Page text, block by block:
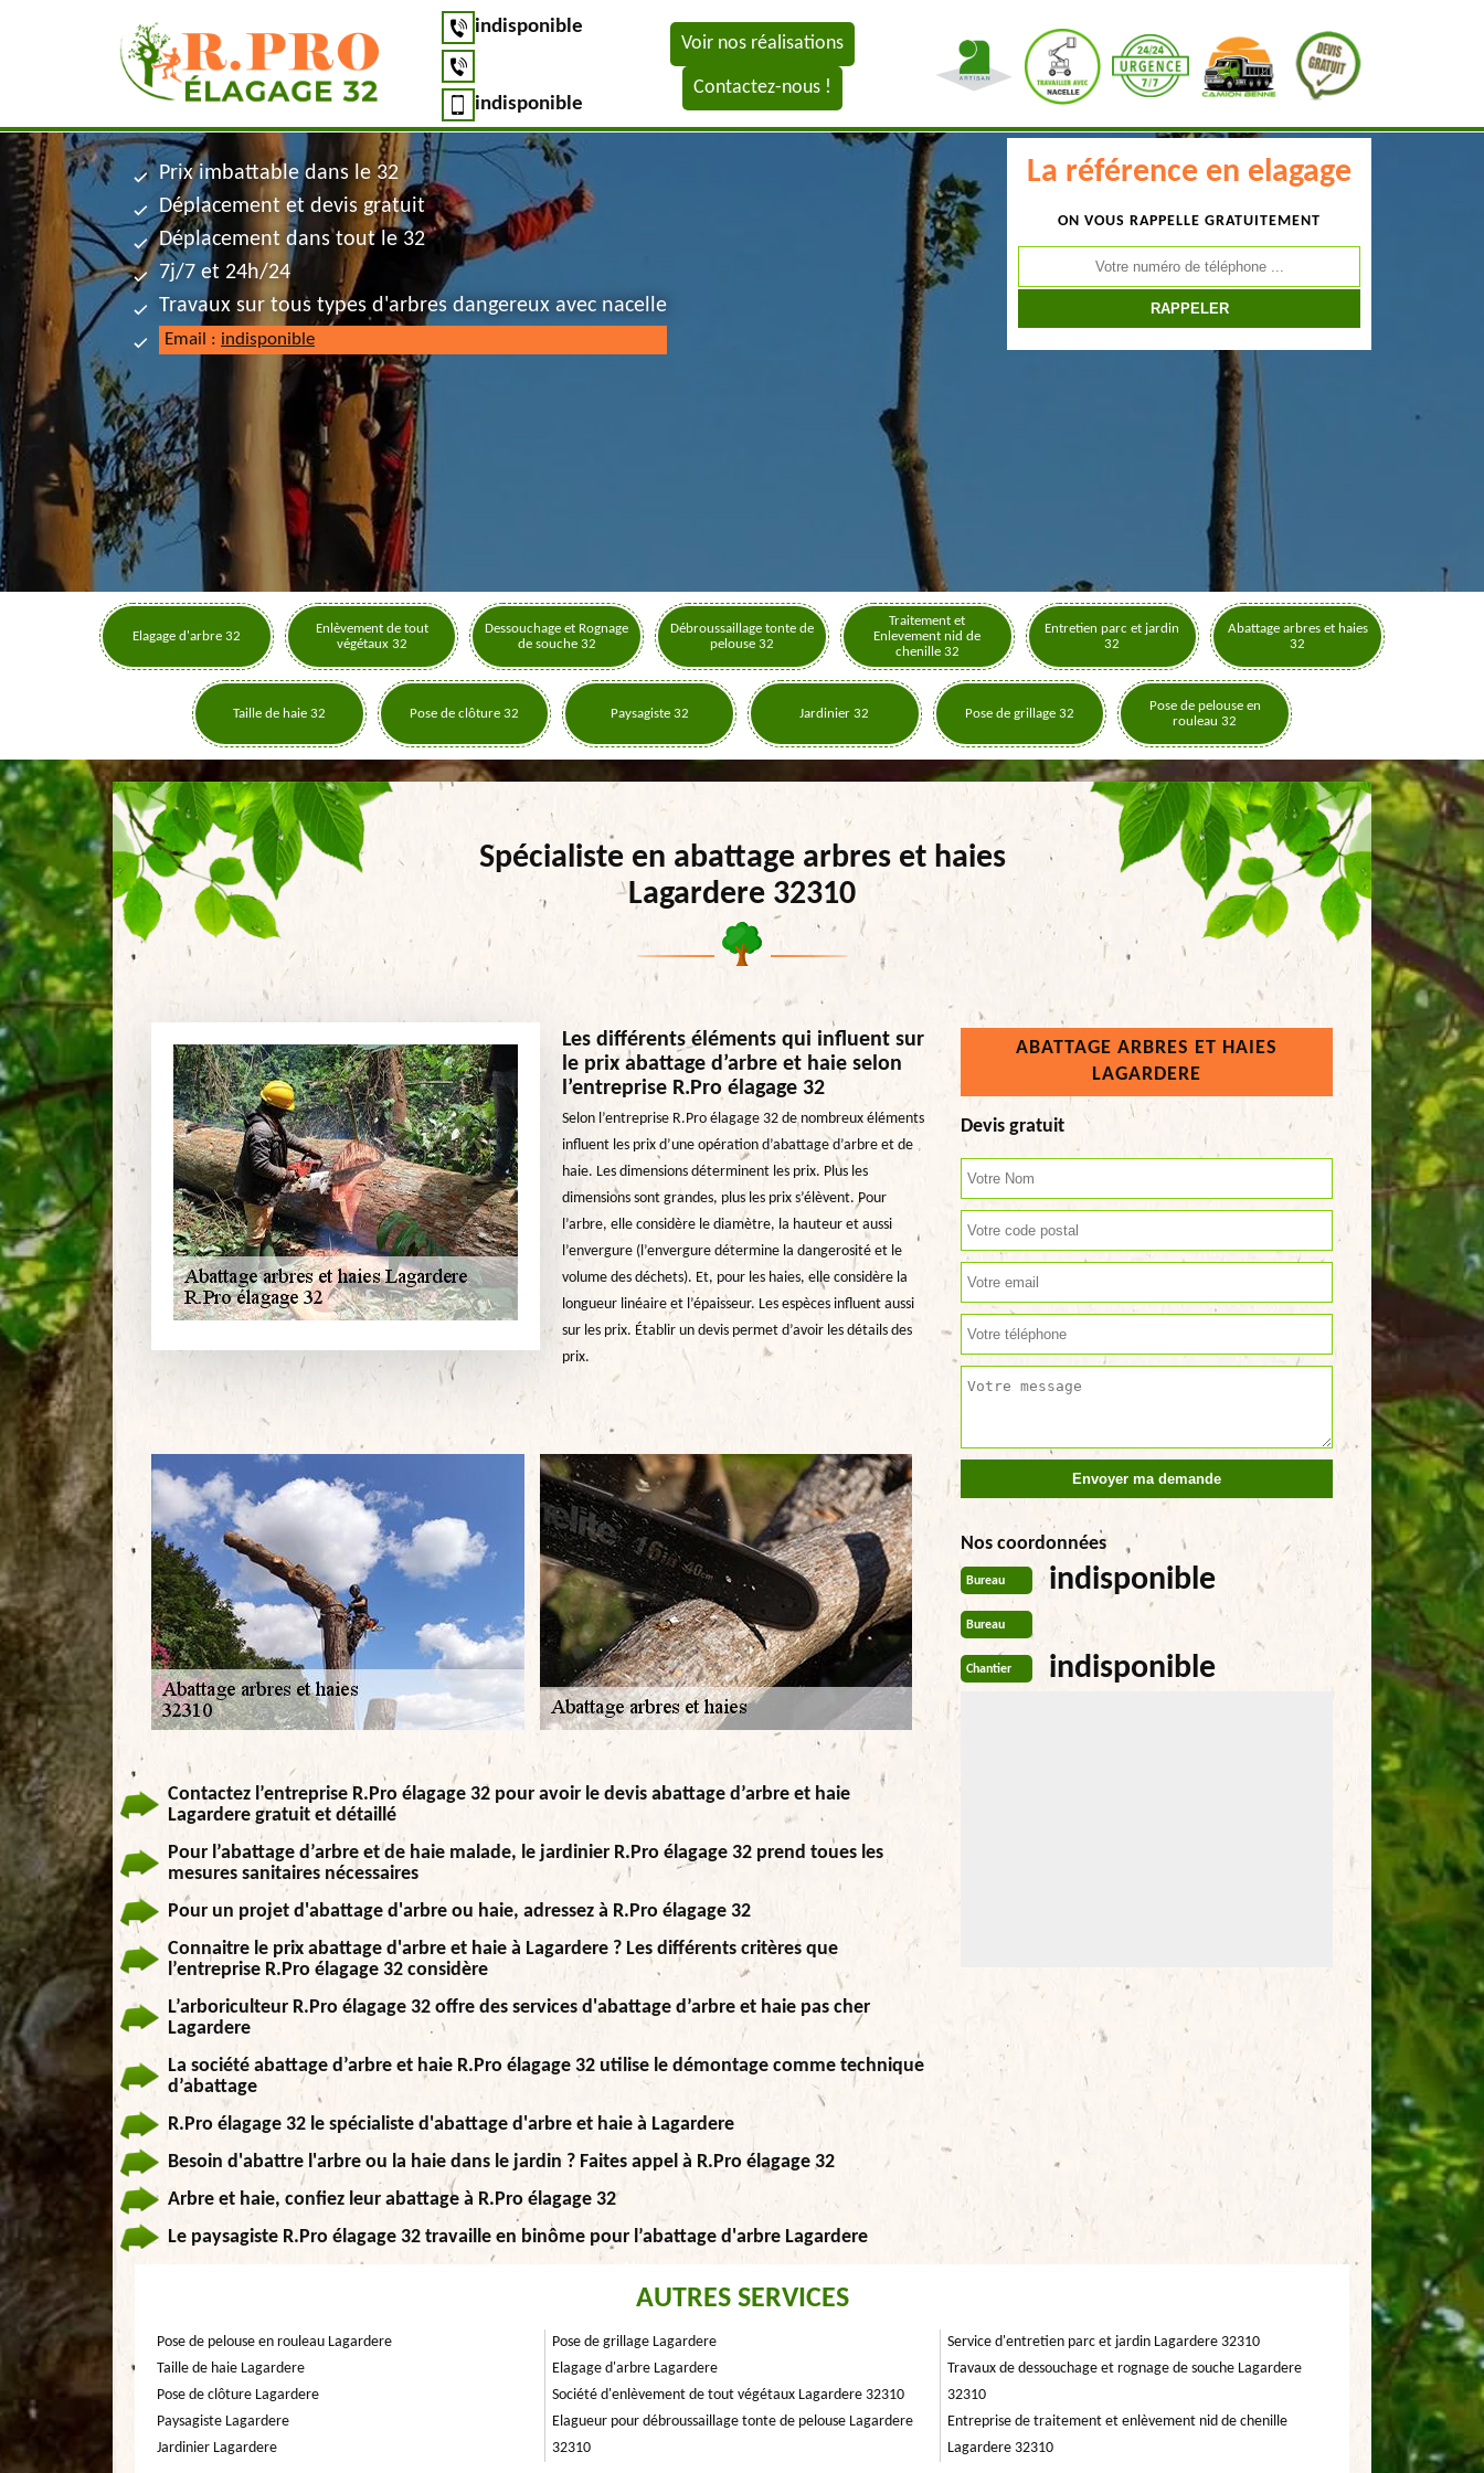
indisponible
indisponible
Voir nos réalisations
Contactez-nous !
La référence en elagage
ON VOUS RAPPELLE GRATUITEMENT
Prix imbattable dans le 32
Déplacement et devis gratuit
Déplacement dans tout le 32
7j/7 et 24h/24
Travaux sur tous types d'arbres dangereux avec nacelle
Email : indisponible
Elagage d'arbre 32
Enlèvement de tout
végétaux 32
Dessouchage et Rognage
de souche 32
Débroussaillage tonte de
pelouse 32
Traitement et
Enlevement nid de
chenille 32
Entretien parc et jardin
32
Abattage arbres et haies
32
Taille de haie 32 Pose de clôture 32 Paysagiste 32 Jardinier 32 Pose de grillage 32
Pose de pelouse en
rouleau 32
Spécialiste en abattage arbres et haies
Lagardere 32310
Les différents éléments qui influent sur
le prix abattage d’arbre et haie selon
l’entreprise R.Pro élagage 32
Selon l’entreprise R.Pro élagage 32 de nombreux éléments
influent les prix d’une opération d’abattage d’arbre et de
haie. Les dimensions déterminent les prix. Plus les
dimensions sont grandes, plus les prix s’élèvent. Pour
l’arbre, elle considère le diamètre, la hauteur et aussi
l’envergure (l’envergure détermine la dangerosité et le
volume des déchets). Et, pour les haies, elle considère la
longueur linéaire et l’épaisseur. Les espèces influent aussi
sur les prix. Établir un devis permet d’avoir les détails des
prix.
Contactez l’entreprise R.Pro élagage 32 pour avoir le devis abattage d’arbre et haie
Lagardere gratuit et détaillé
Pour l’abattage d’arbre et de haie malade, le jardinier R.Pro élagage 32 prend toues les
mesures sanitaires nécessaires
Pour un projet d'abattage d'arbre ou haie, adressez à R.Pro élagage 32
Connaitre le prix abattage d'arbre et haie à Lagardere ? Les différents critères que
l’entreprise R.Pro élagage 32 considère
L’arboriculteur R.Pro élagage 32 offre des services d'abattage d’arbre et haie pas cher
Lagardere
La société abattage d’arbre et haie R.Pro élagage 32 utilise le démontage comme technique
d’abattage
R.Pro élagage 32 le spécialiste d'abattage d'arbre et haie à Lagardere
Besoin d'abattre l'arbre ou la haie dans le jardin ? Faites appel à R.Pro élagage 32
Arbre et haie, confiez leur abattage à R.Pro élagage 32
Le paysagiste R.Pro élagage 32 travaille en binôme pour l’abattage d'arbre Lagardere
ABATTAGE ARBRES ET HAIES
LAGARDERE
Devis gratuit
Nos coordonnées
Bureau indisponible
Bureau
Chantier indisponible
AUTRES SERVICES
Pose de pelouse en rouleau Lagardere
Taille de haie Lagardere
Pose de clôture Lagardere
Paysagiste Lagardere
Jardinier Lagardere
Pose de grillage Lagardere
Elagage d'arbre Lagardere
Société d'enlèvement de tout végétaux Lagardere 32310
Elagueur pour débroussaillage tonte de pelouse Lagardere
32310
Service d'entretien parc et jardin Lagardere 32310
Travaux de dessouchage et rognage de souche Lagardere
32310
Entreprise de traitement et enlèvement nid de chenille
Lagardere 32310